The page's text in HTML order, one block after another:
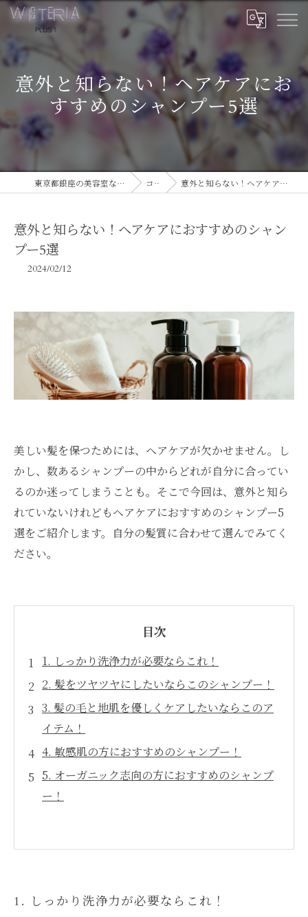
意外と知らない！ヘアケアにお
すすめのシャンプー5選
東京都銀座の美容室ならWISTERIA PLUS 1 コラム 意外と知らない！ヘアケアにおすすめのシャンプー5選
意外と知らない！ヘアケアにおすすめのシャン
プー5選
2024/02/12
美しい髪を保つためには、ヘアケアが欠かせません。し
かし、数あるシャンプーの中からどれが自分に合ってい
るのか迷ってしまうことも。そこで今回は、意外と知ら
れていないけれどもヘアケアにおすすめのシャンプー5
選をご紹介します。自分の髪質に合わせて選んでみてく
ださい。
目次
1. しっかり洗浄力が必要ならこれ！
2. 髪をツヤツヤにしたいならこのシャンプー！
3. 髪の毛と地肌を優しくケアしたいならこのア
イテム！
4. 敏感肌の方におすすめのシャンプー！
5. オーガニック志向の方におすすめのシャンプ
ー！
1. しっかり洗浄力が必要ならこれ！